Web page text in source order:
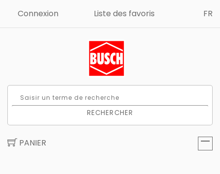
Connexion Liste des favoris FR
RECHERCHER
PANIER